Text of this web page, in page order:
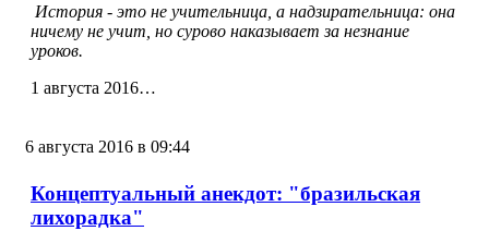
История - это не учительница, а надзирательница: она
ничему не учит, но сурово наказывает за незнание
уроков.
1 августа 2016…
6 августа 2016 в 09:44
Концептуальный анекдот: "бразильская
лихорадка"